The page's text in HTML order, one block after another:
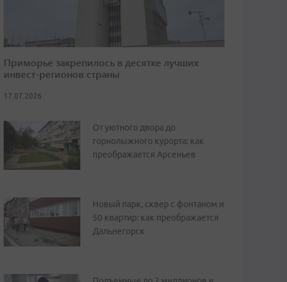
Приморье закрепилось в десятке лучших
инвест-регионов страны
17.07.2026
От уютного двора до
горнолыжного курорта: как
преображается Арсеньев
Новый парк, сквер с фонтаном и
50 квартир: как преображается
Дальнегорск